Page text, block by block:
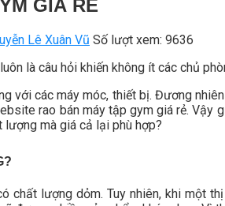
GIÁ RẺ
Lê Xuân Vũ Số lượt xem: 9636
là câu hỏi khiến không ít các chủ
với các máy móc, thiết bị. Đương
rao bán máy tập gym giá rẻ. Vậy
mà giá cả lại phù hợp?
chất lượng dỏm. Tuy nhiên, khi một